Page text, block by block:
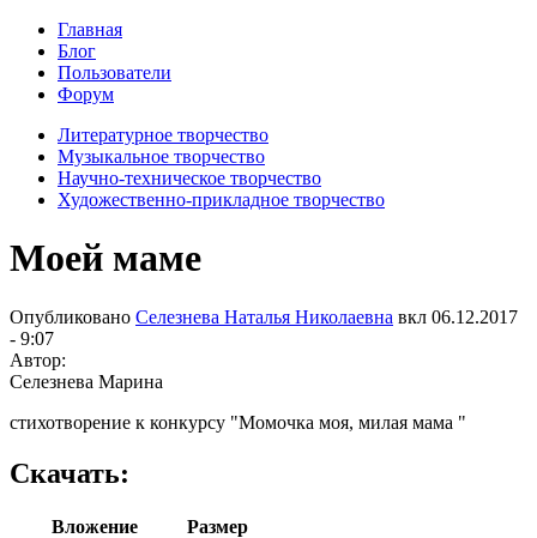
Главная
Блог
Пользователи
Форум
Литературное творчество
Музыкальное творчество
Научно-техническое творчество
Художественно-прикладное творчество
Моей маме
Опубликовано Селезнева Наталья Николаевна вкл 06.12.2017
- 9:07
Автор:
Селезнева Марина
стихотворение к конкурсу "Момочка моя, милая мама "
Скачать:
Вложение
Размер